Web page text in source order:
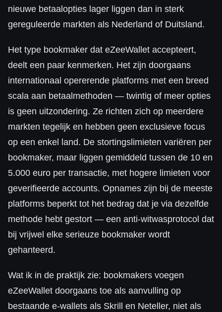
nieuwe betaalopties lager liggen dan in sterk
gereguleerde markten als Nederland of Duitsland.
Het type bookmaker dat eZeeWallet accepteert,
deelt een paar kenmerken. Het zijn doorgaans
internationaal opererende platforms met een breed
scala aan betaalmethoden — twintig of meer opties
is geen uitzondering. Ze richten zich op meerdere
markten tegelijk en hebben geen exclusieve focus
op een enkel land. De stortingslimieten variëren per
bookmaker, maar liggen gemiddeld tussen de 10 en
5.000 euro per transactie, met hogere limieten voor
geverifieerde accounts. Opnames zijn bij de meeste
platforms beperkt tot het bedrag dat je via dezelfde
methode hebt gestort — een anti-witwasprotocol dat
bij vrijwel elke serieuze bookmaker wordt
gehanteerd.
Wat ik in de praktijk zie: bookmakers voegen
eZeeWallet doorgaans toe als aanvulling op
bestaande e-wallets als Skrill en Neteller, niet als